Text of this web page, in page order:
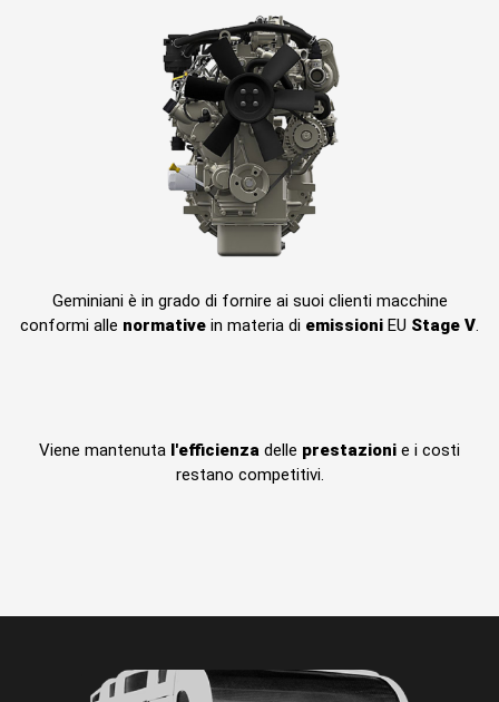
Geminiani è in grado di fornire ai suoi clienti macchine
conformi alle normative in materia di emissioni EU Stage V.
Viene mantenuta l'efficienza delle prestazioni e i costi
restano competitivi.